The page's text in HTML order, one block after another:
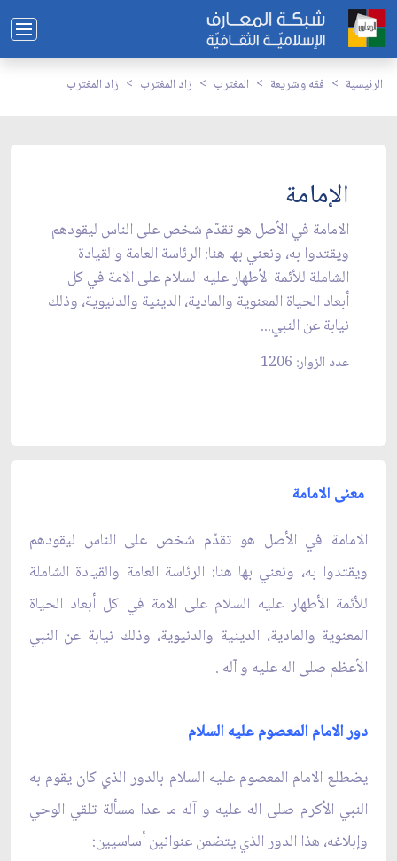
الرئيسية فقه وشريعة المغترب زاد المغترب زاد المغترب
الإمامة
الامامة في الأصل هو تقدّم شخص على الناس ليقودهم
ويقتدوا به، ونعني بها هنا: الرئاسة العامة والقيادة
الشاملة للأئمة الأطهار عليه السلام على الامة في كل
أبعاد الحياة المعنوية والمادية، الدينية والدنيوية، وذلك
نيابة عن النبي...
عدد الزوار: 1206
معنى الامامة
الامامة في الأصل هو تقدّم شخص على الناس ليقودهم
ويقتدوا به، ونعني بها هنا: الرئاسة العامة والقيادة الشاملة
للأئمة الأطهار عليه السلام على الامة في كل أبعاد الحياة
المعنوية والمادية، الدينية والدنيوية، وذلك نيابة عن النبي
الأعظم صلى اله عليه و آله .
دور الامام المعصوم عليه السلام
يضطلع الامام المعصوم عليه السلام بالدور الذي كان يقوم به
النبي الأكرم صلى اله عليه و آله ما عدا مسألة تلقي الوحي
وإبلاغه، هذا الدور الذي يتضمن عنوانين أساسيين: